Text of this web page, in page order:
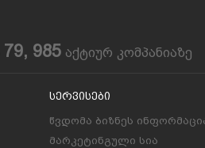
79, 985 აქტიურ კომპანიაზე
Სერვისები
წვდომა ბიზნეს
მარკეტინგული სია